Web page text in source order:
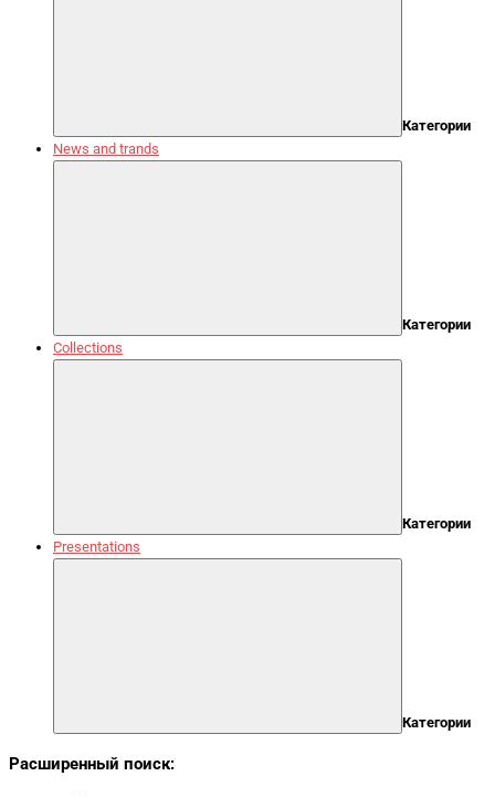
Категории
News and trands
Категории
Collections
Категории
Presentations
Категории
Расширенный поиск: